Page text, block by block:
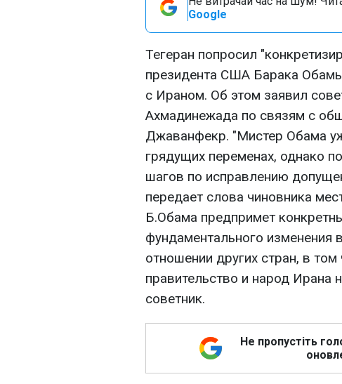
Google
Тегеран попросил
президента США Барака
с Ираном. Об этом заявил
Ахмадинежада по связям с
Джаванфекр. "Мистер Обама
грядущих переменах, однако
шагов по исправлению
передает слова чиновника
Б.Обама предпримет
фундаментального
отношении других стран, в
правительство и народ Ирана
советник.
Не пропустіть